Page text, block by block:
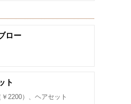
ロー
ト
2200）、ヘアセット